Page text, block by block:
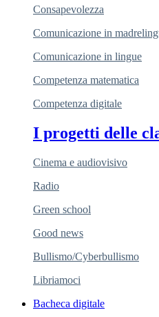
Consapevolezza
Comunicazione in
Comunicazione in lingue
Competenza matematica
Competenza digitale
I progetti delle
Cinema e audiovisivo
Radio
Green school
Good news
Bullismo/Cyberbullismo
Libriamoci
Bacheca digitale